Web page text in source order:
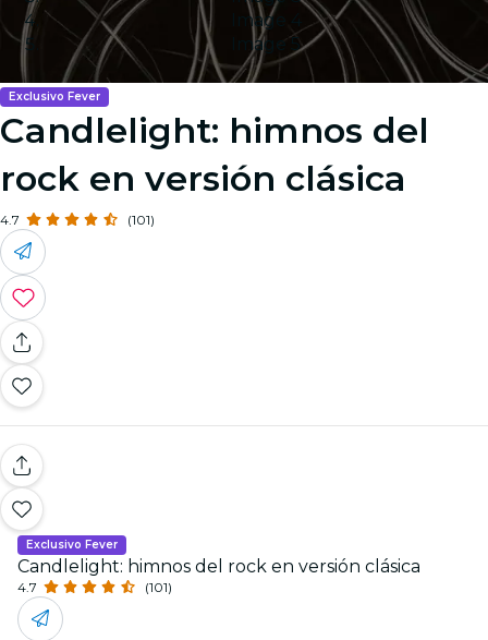
Image 4
Image 5
Exclusivo Fever
Candlelight: himnos del
rock en versión clásica
4.7 (101)
Exclusivo Fever
Candlelight: himnos del rock en versión clásica
4.7 (101)